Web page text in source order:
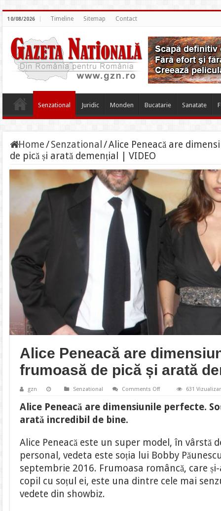
10/08/2026 Timeline Sitemap Contact
Senzational Juridic Monden Bucatarie Sanatate
Home/Senzational /Alice Peneacă are
de pică și arată demențial | VIDEO
Alice Peneacă are
frumoasă de pică și arată
gzn Senzational Comments Offon
are
dimensiunile
de
pică
și
arată
demențial
|
VIDEO
631
Alice Peneacă are dimensiunile perfecte.
arată incredibil de bine.
Alice Peneacă este un super model, în vârstă
personal, vedeta este soția lui Bobby
septembrie 2016. Frumoasa româncă, care
copil cu soțul ei, este una dintre cele mai
vedete din showbiz.